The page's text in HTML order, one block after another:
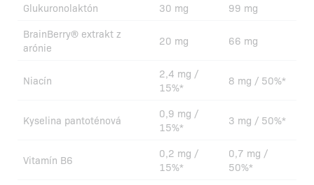
Glukuronolaktón
30 mg
99 mg
BrainBerry® extrakt z
arónie
20 mg 66 mg
Niacín
2,4 mg /
15%*
8 mg / 50%*
Kyselina pantoténová
0,9 mg /
15%*
3 mg / 50%*
Vitamín B6
0,2 mg /
15%*
0,7 mg /
50%*